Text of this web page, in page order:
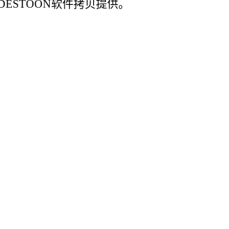
软件拷贝提供。